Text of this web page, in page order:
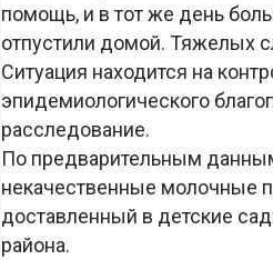
помощь, и в тот же день
отпустили домой. Тяжелых
Ситуация находится на
эпидемиологического
расследование.
По предварительным
некачественные молочные
доставленный в детские
района.